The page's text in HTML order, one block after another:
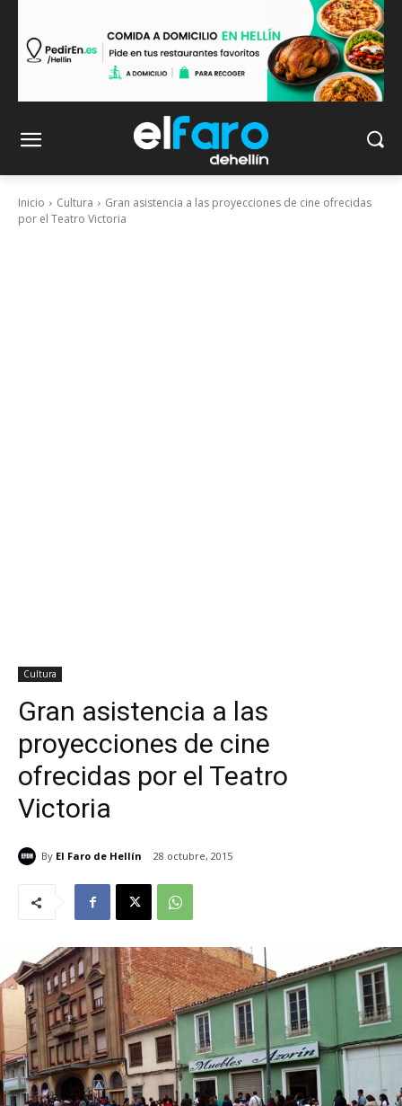
Inicio Cultura
Gran asistencia a las proyecciones de cine ofrecidas
por el Teatro Victoria
Cultura
Gran asistencia a las
proyecciones de cine
ofrecidas por el Teatro
Victoria
By El Faro de Hellín 28 octubre, 2015